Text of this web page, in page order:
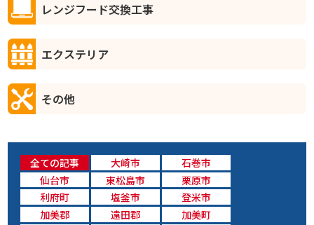
レンジフード交換工事
エクステリア
その他
全ての記事 大崎市
石巻市
仙台市
東松島市
栗原市
利府町
塩釜市
登米市
加美郡
遠田郡
加美町